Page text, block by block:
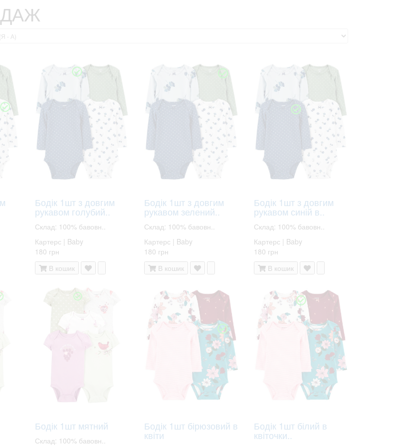
Бодік 1шт з довгим
рукавом голубий..
Склад: 100% бавовн..
Картерс | Baby
180 грн
В кошик
Бодік 1шт з довгим
рукавом зелений..
Склад: 100% бавовн..
Картерс | Baby
180 грн
В кошик
Бодік 1шт з довгим
рукавом синій в..
Склад: 100% бавовн..
Картерс | Baby
180 грн
В кошик
Бодік 1шт мятний
Склад: 100% бавовн..
Бодік 1шт бірюзовий в
квіти
Бодік 1шт білий в
квіточки..